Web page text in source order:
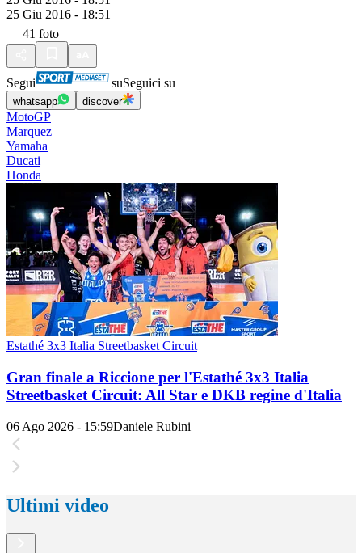
25 Giu 2016 - 18:51
41 foto
Segui suSeguici su
whatsapp discover
MotoGP
Marquez
Yamaha
Ducati
Honda
Estathé 3x3 Italia Streetbasket Circuit
Gran finale a Riccione per l'Estathé 3x3 Italia
Streetbasket Circuit: All Star e DKB regine d'Italia
06 Ago 2026 - 15:59Daniele Rubini
Ultimi video